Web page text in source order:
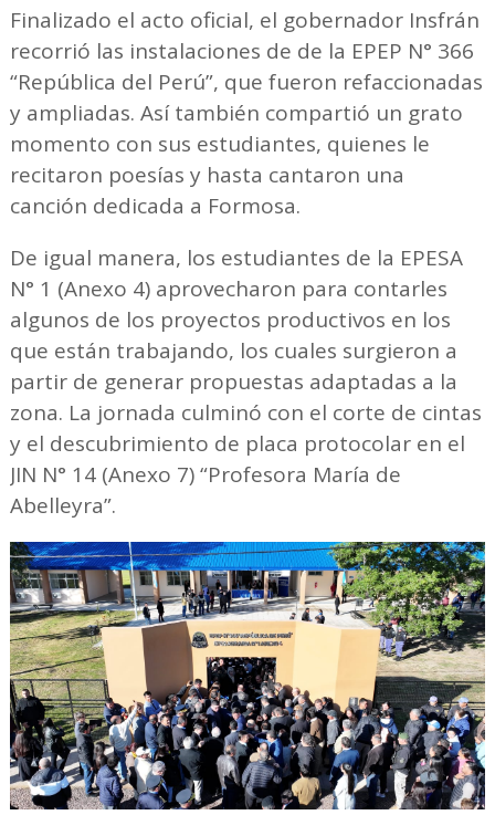
Finalizado el acto oficial, el gobernador Insfrán
recorrió las instalaciones de de la EPEP N° 366
“República del Perú”, que fueron refaccionadas
y ampliadas. Así también compartió un grato
momento con sus estudiantes, quienes le
recitaron poesías y hasta cantaron una
canción dedicada a Formosa.
De igual manera, los estudiantes de la EPESA
N° 1 (Anexo 4) aprovecharon para contarles
algunos de los proyectos productivos en los
que están trabajando, los cuales surgieron a
partir de generar propuestas adaptadas a la
zona. La jornada culminó con el corte de cintas
y el descubrimiento de placa protocolar en el
JIN N° 14 (Anexo 7) “Profesora María de
Abelleyra”.